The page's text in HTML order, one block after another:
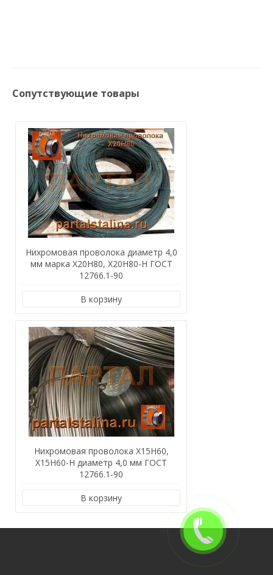
Сопутствующие товары
Нихромовая проволока диаметр 4,0
мм марка Х20Н80, Х20Н80-Н ГОСТ
12766.1-90
В корзину
Нихромовая проволока Х15Н60,
Х15Н60-Н диаметр 4,0 мм ГОСТ
12766.1-90
В корзину